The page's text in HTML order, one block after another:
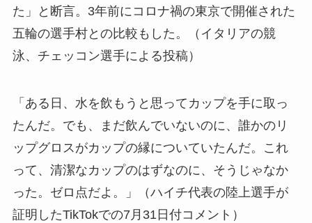
た」と断言。3年前にコロナ禍の東京で開催された
五輪の選手村との比較もした。（イタリアの競
泳、チェッコン選手による投稿）
「ある日、水を飲もうと思ってカップを手に取っ
たんだ。でも、まだ飲んでいないのに、誰かのリ
ップグロスがカップの縁についていたんだ。これ
って、清潔なカップのはずなのに、そうじゃなか
った。ゼロ点だよ。」（ハイチ代表の陸上選手が
証明したTikTokでの7月31日付コメント）